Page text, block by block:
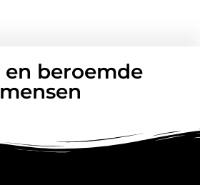
en beroemde
mensen